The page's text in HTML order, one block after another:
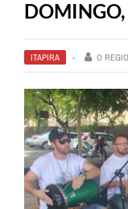
ITAPIRA O